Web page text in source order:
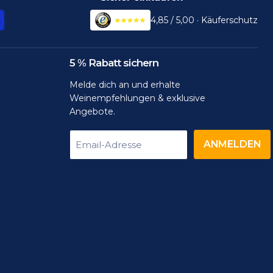
4,85 / 5,00 · Käuferschutz
5 % Rabatt sichern
Melde dich an und erhalte
Weinempfehlungen & exklusive
Angebote.
Email-Adresse ANMELDEN